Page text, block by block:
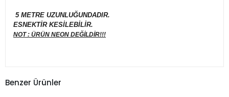
5 METRE UZUNLUĞUNDADIR.
ESNEKTİR KESİLEBİLİR.
NOT : ÜRÜN NEON DEĞİLDİR!!!
Benzer Ürünler